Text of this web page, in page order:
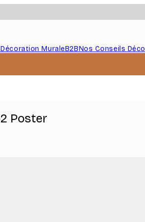
Décoration MuraleB2BNos Conseils Déco
Poster